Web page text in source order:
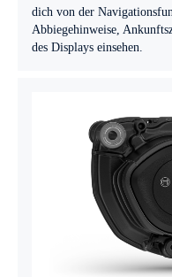
dich von der
Abbiegehinweise,
des Displays einsehen.